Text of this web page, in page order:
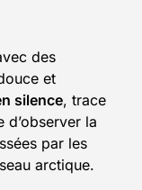
des
et
silence, trace
d’observer la
par les
arctique.